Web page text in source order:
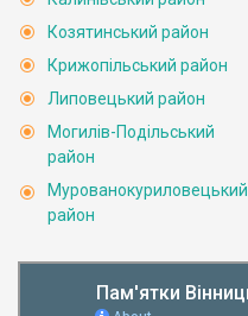
Козятинський район
Крижопільський район
Липовецький район
Могилів-Подільський
район
Мурованокуриловецький
район